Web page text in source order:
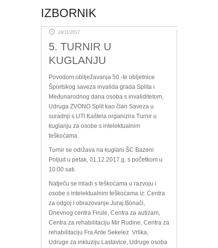
IZBORNIK
24/11/2017
5. TURNIR U
KUGLANJU
Povodom obilježavanja 50.-te obljetnice
Športskog saveza invalida grada Splita i
Međunarodnog dana osoba s invaliditetom,
Udruga ZVONO Split kao član Saveza u
suradnji s UTI Kaštela organizira Turnir u
kuglanju za osobe s intelektualnim
teškoćama.
Turnir se održava na kuglani ŠC Bazeni
Poljud u petak, 01.12.2017.g. s početkom u
10:00 sati.
Natječu se mladi s teškoćama u razvoju i
osobe s intelektualnim teškoćama iz: Centra
za odgoj i obrazovanje Juraj Bonači,
Dnevnog centra Firule, Centra za autizam,
Centra za rehabilitaciju Mir Rudine, Centra za
rehabilitaciju Fra Ante Sekelez Vrlika,
Udruge za inkluziju Lastavice, Udruge osoba